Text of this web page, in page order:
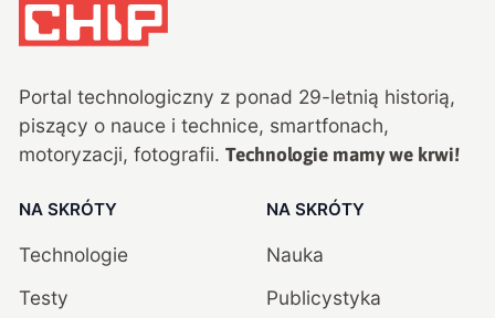
Portal technologiczny z ponad 29-letnią historią,
piszący o nauce i technice, smartfonach,
motoryzacji, fotografii. Technologie mamy we krwi!
NA SKRÓTY
Technologie
Testy
NA SKRÓTY
Nauka
Publicystyka